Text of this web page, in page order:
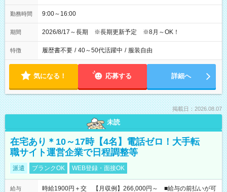
勤務時間 9:00～16:00
期間 2026/8/17～長期 ※長期更新予定 ※8月～OK！
特徴 履歴書不要 / 40～50代活躍中 / 服装自由
気になる！ 応募する 詳細へ
掲載日：2026.08.07
未読
在宅あり＊10～17時【4名】電話ゼロ！大手転
職サイト運営企業で日程調整等
派遣 ブランクOK WEB登録・面接OK
給与
時給1900円＋交 【月収例】266,000円～ ■給与の前払いが可